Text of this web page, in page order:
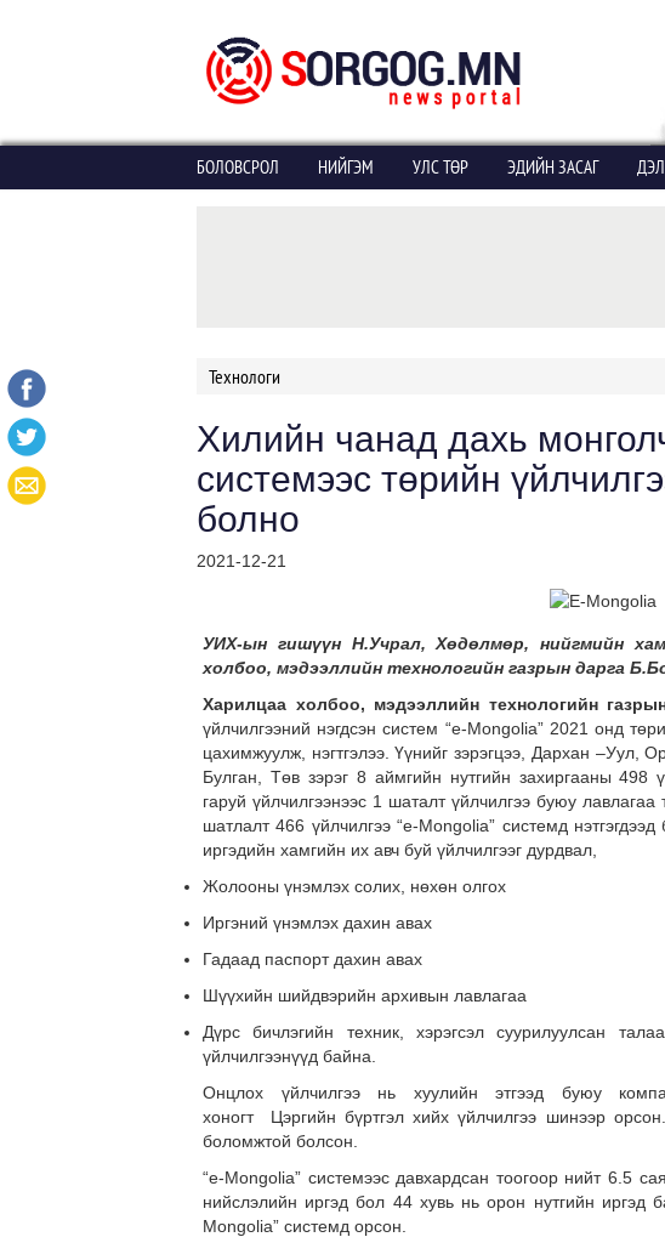
БОЛОВСРОЛ НИЙГЭМ УЛС ТӨР ЭДИЙН ЗАСАГ
Технологи
Хилийн чанад дахь
системээс төрийн
болно
2021-12-21
УИХ-ын гишүүн Н.Учрал, Хөдөлмөр, нийгмийн
холбоо, мэдээллийн технологийн газрын дарга
Харилцаа холбоо, мэдээллийн технологийн
үйлчилгээний нэгдсэн систем “e-Mongolia” 2021 онд
цахимжуулж, нэгтгэлээ. Үүнийг зэрэгцээ, Дархан –Уул,
Булган, Төв зэрэг 8 аймгийн нутгийн захиргааны 498
гаруй үйлчилгээнээс 1 шаталт үйлчилгээ буюу
шатлалт 466 үйлчилгээ “e-Mongolia” системд
иргэдийн хамгийн их авч буй үйлчилгээг дурдвал,
Жолооны үнэмлэх солих, нөхөн олгох
Иргэний үнэмлэх дахин авах
Гадаад паспорт дахин авах
Шүүхийн шийдвэрийн архивын лавлагаа
Дүрс бичлэгийн техник, хэрэгсэл суурилуулсан
үйлчилгээнүүд байна.
Онцлох үйлчилгээ нь хуулийн этгээд буюу
хоногт Цэргийн бүртгэл хийх үйлчилгээ шинээр
боломжтой болсон.
“e-Mongolia” системээс давхардсан тоогоор нийт 6.5
нийслэлийн иргэд бол 44 хувь нь орон нутгийн иргэд
Mongolia” системд орсон.